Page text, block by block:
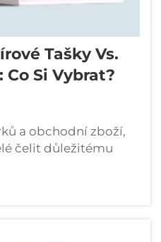
Tašky Vs.
Co Si Vybrat?
a obchodní zboží,
čelit důležitému
taškami a
možnost balení
mohou výrazně